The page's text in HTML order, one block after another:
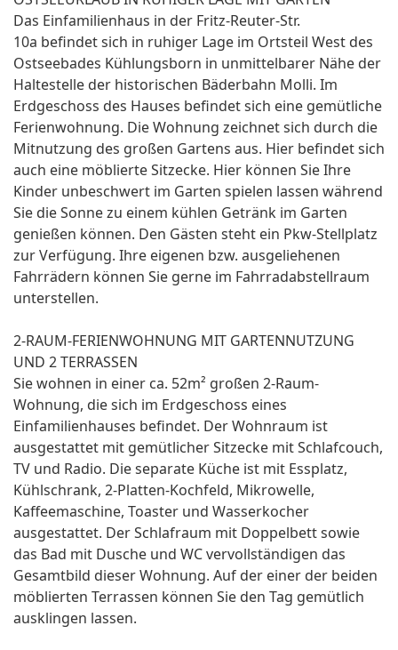
Das Einfamilienhaus in der Fritz-Reuter-Str.
10a befindet sich in ruhiger Lage im Ortsteil West des
Ostseebades Kühlungsborn in unmittelbarer Nähe der
Haltestelle der historischen Bäderbahn Molli. Im
Erdgeschoss des Hauses befindet sich eine gemütliche
Ferienwohnung. Die Wohnung zeichnet sich durch die
Mitnutzung des großen Gartens aus. Hier befindet sich
auch eine möblierte Sitzecke. Hier können Sie Ihre
Kinder unbeschwert im Garten spielen lassen während
Sie die Sonne zu einem kühlen Getränk im Garten
genießen können. Den Gästen steht ein Pkw-Stellplatz
zur Verfügung. Ihre eigenen bzw. ausgeliehenen
Fahrrädern können Sie gerne im Fahrradabstellraum
unterstellen.
2-RAUM-FERIENWOHNUNG MIT GARTENNUTZUNG
UND 2 TERRASSEN
Sie wohnen in einer ca. 52m² großen 2-Raum-
Wohnung, die sich im Erdgeschoss eines
Einfamilienhauses befindet. Der Wohnraum ist
ausgestattet mit gemütlicher Sitzecke mit Schlafcouch,
TV und Radio. Die separate Küche ist mit Essplatz,
Kühlschrank, 2-Platten-Kochfeld, Mikrowelle,
Kaffeemaschine, Toaster und Wasserkocher
ausgestattet. Der Schlafraum mit Doppelbett sowie
das Bad mit Dusche und WC vervollständigen das
Gesamtbild dieser Wohnung. Auf der einer der beiden
möblierten Terrassen können Sie den Tag gemütlich
ausklingen lassen.